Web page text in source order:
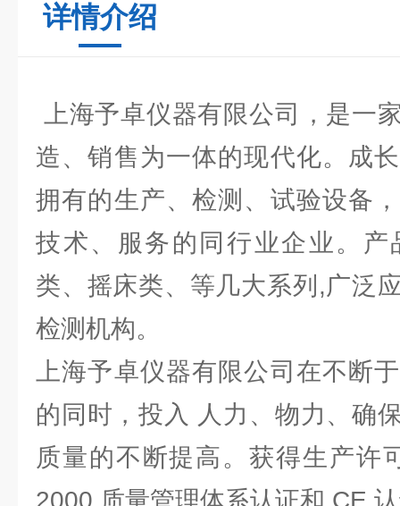
详情介绍
上海予卓仪器有限公司，是一
造、销售为一体的现代化。成
拥有的生产、检测、试验设备
技术、服务的同行业企业。产
类、摇床类、等几大系列,广泛
检测机构。
上海予卓仪器有限公司在不断
的同时，投入 人力、物力、确
质量的不断提高。获得生产许
2000 质量管理体系认证和